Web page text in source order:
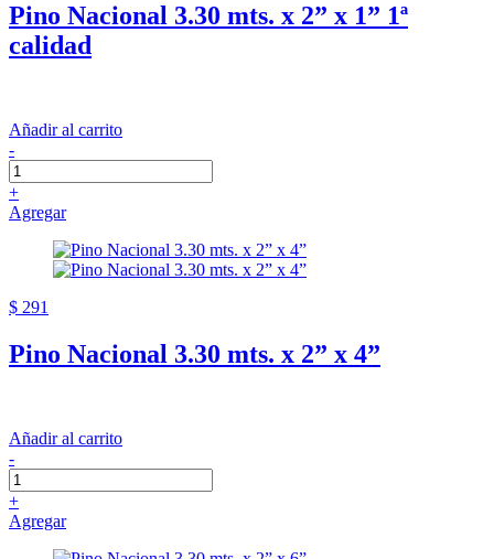
Pino Nacional 3.30 mts. x 2” x 1” 1ª
calidad
Añadir al carrito
-
+
Agregar
$ 291
Pino Nacional 3.30 mts. x 2” x 4”
Añadir al carrito
-
+
Agregar